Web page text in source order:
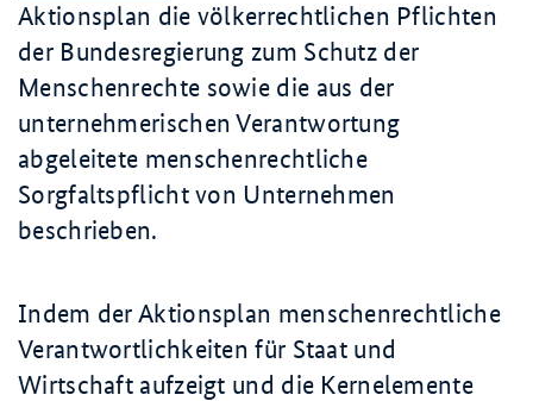
Aktionsplan die völkerrechtlichen Pflichten
der Bundesregierung zum Schutz der
Menschenrechte sowie die aus der
unternehmerischen Verantwortung
abgeleitete menschenrechtliche
Sorgfaltspflicht von Unternehmen
beschrieben.
Indem der Aktionsplan menschenrechtliche
Verantwortlichkeiten für Staat und
Wirtschaft aufzeigt und die Kernelemente